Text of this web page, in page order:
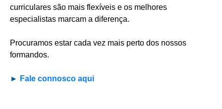
curriculares são mais flexíveis e os melhores
especialistas marcam a diferença.
Procuramos estar cada vez mais perto dos nossos
formandos.
► Fale connosco aqui